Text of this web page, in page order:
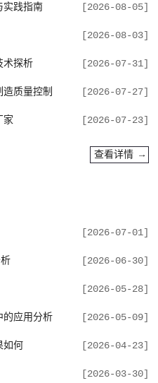
实践指南 [2026-08-05]
[2026-08-03]
术探析 [2026-07-31]
质量控制 [2026-07-27]
家 [2026-07-23]
查看详情 →
[2026-07-01]
[2026-06-30]
[2026-05-28]
的应用分析 [2026-05-09]
如何 [2026-04-23]
[2026-03-30]